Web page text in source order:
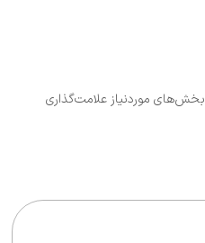
بخش‌های موردنیاز علامت‌گذاری